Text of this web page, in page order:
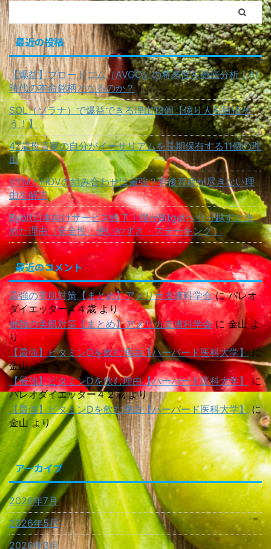
最近の投稿
【爆益】ブロードコム（AVGO）の将来性を徹底分析｜AI
時代の本命銘柄となるのか？
SOL（ソラナ）で爆益できる理由13個【億り人を目指そ
う！】
47歳投資家の自分がイーサリアムを長期保有する11個の理
由
VYMとHDVの組み合わせは最強？老後資産が尽きない理
由を解説
Bybit日本向けサービス終了｜僕がBitgetへ引っ越すと決
めた理由（安全性・使いやすさ・ステーキング）
最近のコメント
最強の美肌対策【まとめ】アメリカ皮膚科学会にパレオ
ダイエッター４４歳より
最強の美肌対策【まとめ】アメリカ皮膚科学会に金山よ
り
【最強】ビタミンDを飲む理由【ハーバード医科大学】に
金山より
【最強】ビタミンDを飲む理由【ハーバード医科大学】 に
パレオダイエッター４２歳より
【最強】ビタミンDを飲む理由【ハーバード医科大学】 に
金山 より
アーカイブ
2026年7月
2026年5月
2026年3月